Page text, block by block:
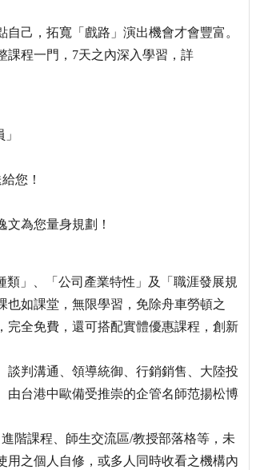
己，拓寬「戲路」演出機會才會豐富。
課程一門，7天之內深入學習，詳
您！
為您量身規劃！
類」、「公司產業特性」及「職涯發展規
如課堂，無限學習，免除舟車勞頓之
完全免費，還可搭配實體優惠課程，創新
談判溝通、領導統御、行銷銷售、大陸投
由台港中歐備受推崇的企管名師范揚松博
階課程、師生交流區/教授部落格等，未
用之個人自修，或多人同時收看之機構內